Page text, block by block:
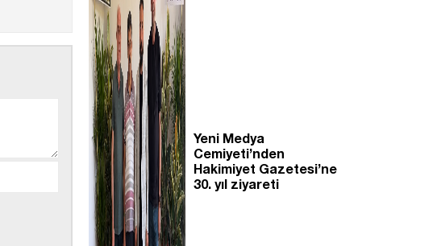
Yeni Medya
Cemiyeti’nden
Hakimiyet Gazetesi’ne
30. yıl ziyareti